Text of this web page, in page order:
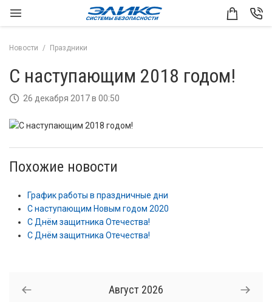
Новости Праздники
С наступающим 2018 годом!
26 декабря 2017 в 00:50
Похожие новости
График работы в праздничные дни
С наступающим Новым годом 2020
С Днём защитника Отечества!
С Днём защитника Отечества!
Август 2026